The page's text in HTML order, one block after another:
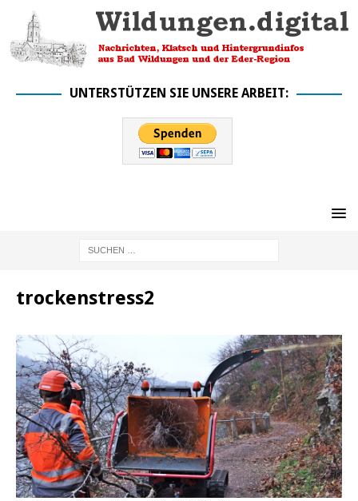
UNTERSTÜTZEN SIE UNSERE ARBEIT:
trockenstress2